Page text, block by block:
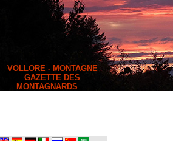
__ VOLLORE - MONTAGNE
__ GAZETTE DES
MONTAGNARDS